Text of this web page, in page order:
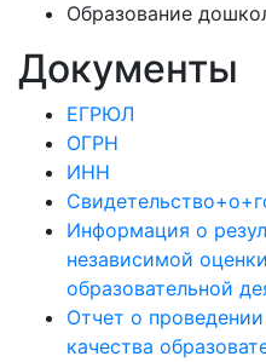
Образование
Документы
ЕГРЮЛ
ОГРН
ИНН
Информация о
независимой
образовательной
Отчет о
качества